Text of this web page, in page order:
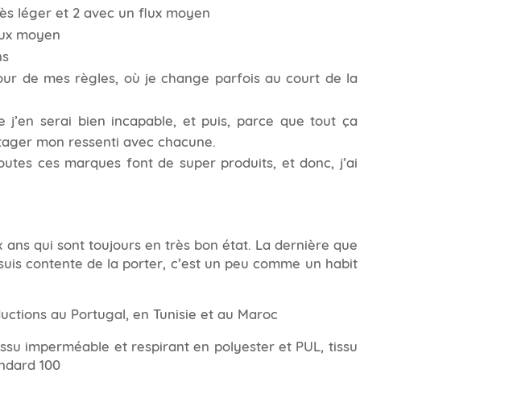
léger et 2 avec un flux moyen
moyen
de mes règles, où je change parfois au court de la
serai bien incapable, et puis, parce que tout ça
mon ressenti avec chacune.
ces marques font de super produits, et donc, j’ai
qui sont toujours en très bon état. La dernière que
contente de la porter, c’est un peu comme un habit
au Portugal, en Tunisie et au Maroc
imperméable et respirant en polyester et PUL, tissu
100